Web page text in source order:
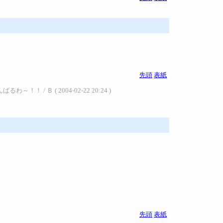
先頭 表紙
るわ～！！ / Ｂ ( 2004-02-22 20:24 )
先頭 表紙